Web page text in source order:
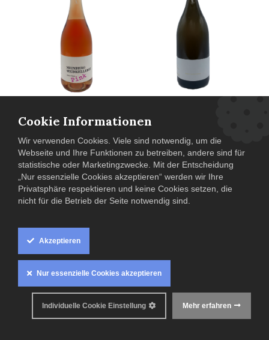
Deutscher Perlwein
Rosé / Weinkellerei
Meimberg
0.75 L| (14,70€ / 1 L )
1
Meimberg
1,5 L| ( 30,00€ / 1 L )
1
Cookie Informationen
Wir verwenden Cookies. Viele sind notwendig, um die
Webseite und Ihre Funktionen zu betreiben, andere sind für
statistische oder Marketingzwecke. Mit der Entscheidung
„Nur essenzielle Cookies akzeptieren“ werden wir Ihre
Privatsphäre respektieren und keine Cookies setzen, die
nicht für die Betrieb der Seite notwendig sind.
Akzeptieren
Nur essenzielle Cookies akzeptieren
Mehr erfahren
Individuelle Cookie Einstellung